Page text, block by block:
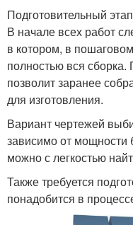
Подготовительный этап
В начале всех работ
в котором, в
полностью вся
позволит заранее
для изготовления.
Вариант чертежей
зависимо от мощности
можно с легкостью
Также требуется
понадобится в